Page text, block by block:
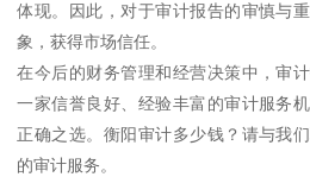
体现。因此，对于审计报告的审慎与
象，获得市场信任。
在今后的财务管理和经营决策中，审
一家信誉良好、经验丰富的审计服务
正确之选。衡阳审计多少钱？请与我
的审计服务。